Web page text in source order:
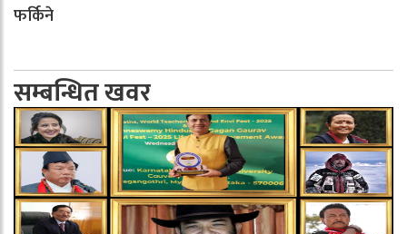
फर्किने
सम्बन्धित खवर